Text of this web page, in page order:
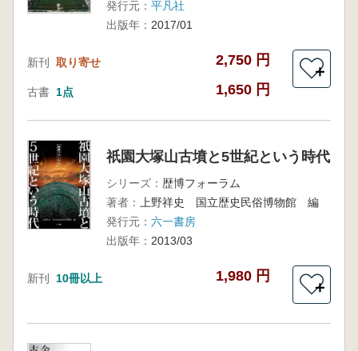
発行元： 平凡社
出版年： 2017/01
新刊 取り寄せ 2,750 円
古書 1点 1,650 円
＋
祇園大塚山古墳と5世紀という時代
シリーズ： 歴博フォーラム
著者： 上野祥史 国立歴史民俗博物館 編
発行元： 六一書房
出版年： 2013/03
新刊 10冊以上 1,980 円
＋